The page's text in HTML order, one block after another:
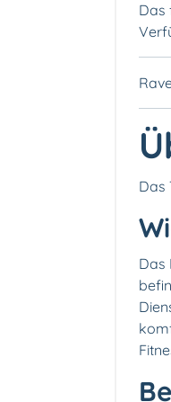
Das
Das
Das